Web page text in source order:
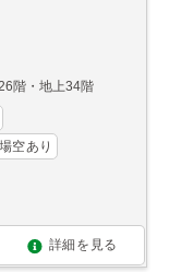
階・地上34階
空あり
詳細を見る